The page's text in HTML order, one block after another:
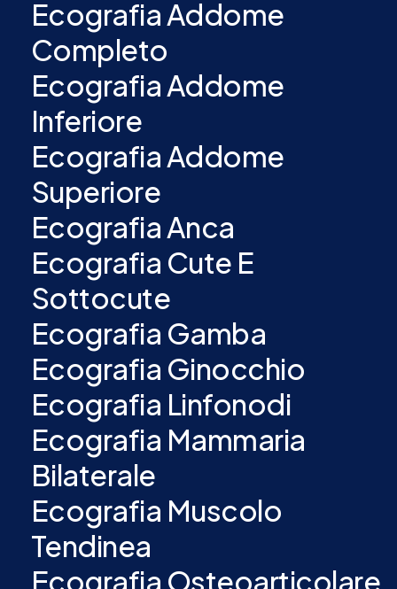
Ecografia Addome
Completo
Ecografia Addome
Inferiore
Ecografia Addome
Superiore
Ecografia Anca
Ecografia Cute E
Sottocute
Ecografia Gamba
Ecografia Ginocchio
Ecografia Linfonodi
Ecografia Mammaria
Bilaterale
Ecografia Muscolo
Tendinea
Ecografia Osteoarticolare